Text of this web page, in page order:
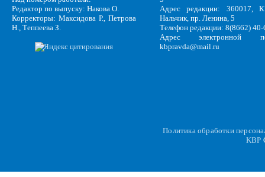
Редактор по выпуску: Накова О.
Корректоры: Максидова Р., Петрова
Н., Теппеева З.
Адрес редакции: 360017,
Нальчик, пр. Ленина, 5
Телефон редакции: 8(8662)
Адрес электронной
kbpravda@mail.ru
Политика обработки
KBP